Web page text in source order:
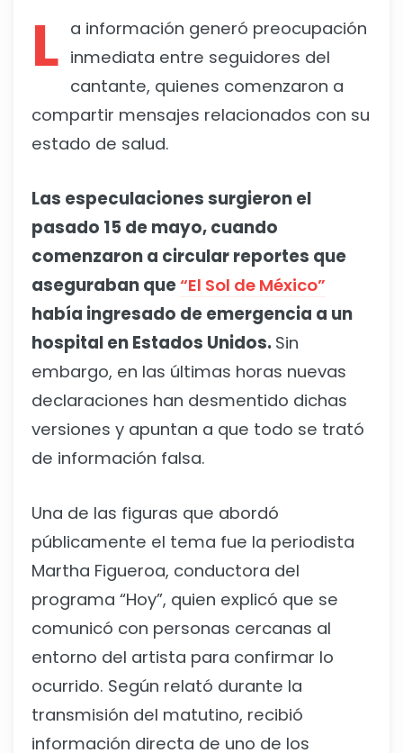
L a información generó preocupación
inmediata entre seguidores del
cantante, quienes comenzaron a
compartir mensajes relacionados con su
estado de salud.
Las especulaciones surgieron el
pasado 15 de mayo, cuando
comenzaron a circular reportes que
aseguraban que“El Sol de México”
había ingresado de emergencia a un
hospital en Estados Unidos. Sin
embargo, en las últimas horas nuevas
declaraciones han desmentido dichas
versiones y apuntan a que todo se trató
de información falsa.
Una de las figuras que abordó
públicamente el tema fue la periodista
Martha Figueroa, conductora del
programa “Hoy”, quien explicó que se
comunicó con personas cercanas al
entorno del artista para confirmar lo
ocurrido. Según relató durante la
transmisión del matutino, recibió
información directa de uno de los